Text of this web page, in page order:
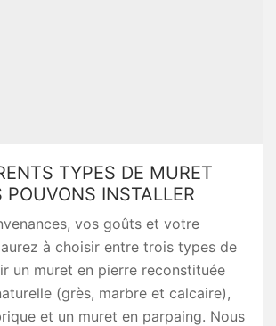
TYPES DE MURET
POUVONS INSTALLER
vos goûts et votre
à choisir entre trois types de
un muret en pierre reconstituée
(grès, marbre et calcaire),
et un muret en parpaing. Nous